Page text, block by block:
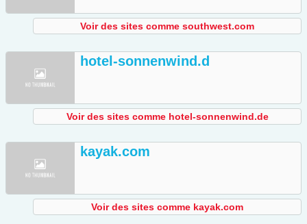
Voir des sites comme southwest.com
hotel-sonnenwind.d
Voir des sites comme hotel-sonnenwind.de
kayak.com
Voir des sites comme kayak.com